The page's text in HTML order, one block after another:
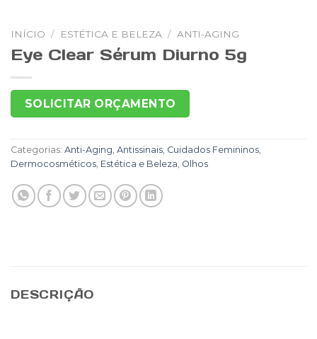
INÍCIO / ESTÉTICA E BELEZA / ANTI-AGING
Eye Clear Sérum Diurno 5g
SOLICITAR ORÇAMENTO
Categorias: Anti-Aging Antissinais Cuidados Femininos
Dermocosméticos Estética e Beleza Olhos
DESCRIÇÃO